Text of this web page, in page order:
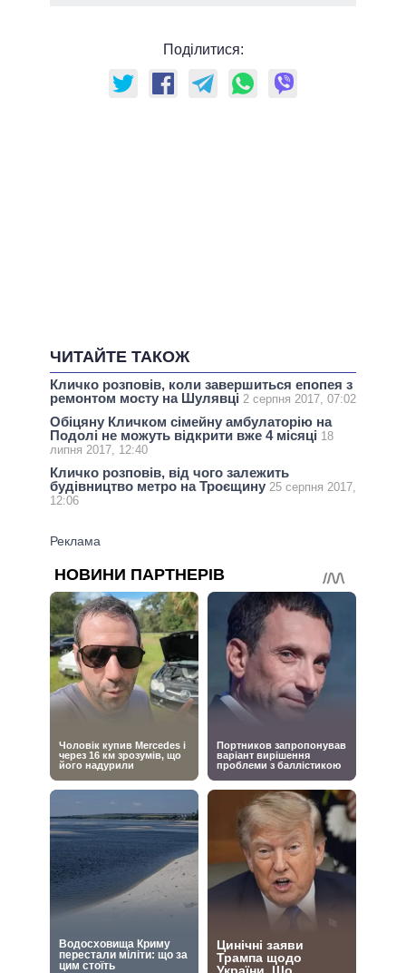
Поділитися:
ЧИТАЙТЕ ТАКОЖ
Кличко розповів, коли завершиться епопея з
ремонтом мосту на Шулявці 2 серпня 2017, 07:02
Обіцяну Кличком сімейну амбулаторію на
Подолі не можуть відкрити вже 4 місяці 18
липня 2017, 12:40
Кличко розповів, від чого залежить
будівництво метро на Троєщину 25 серпня 2017,
12:06